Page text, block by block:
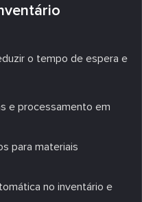
o tempo de espera e
e processamento em
para materiais
no inventário e